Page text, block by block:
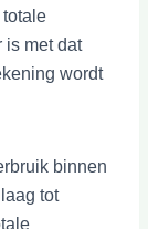
is met dat
wordt
binnen
tot